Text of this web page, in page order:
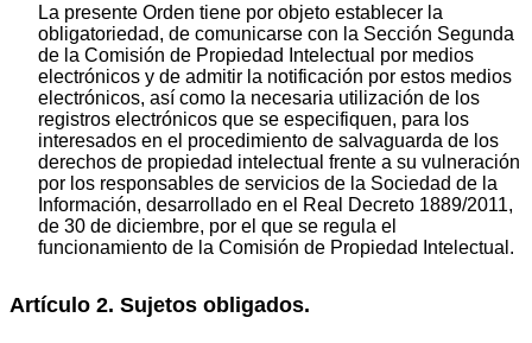
La presente Orden tiene por objeto establecer la
obligatoriedad, de comunicarse con la Sección Segunda
de la Comisión de Propiedad Intelectual por medios
electrónicos y de admitir la notificación por estos medios
electrónicos, así como la necesaria utilización de los
registros electrónicos que se especifiquen, para los
interesados en el procedimiento de salvaguarda de los
derechos de propiedad intelectual frente a su vulneración
por los responsables de servicios de la Sociedad de la
Información, desarrollado en el Real Decreto 1889/2011,
de 30 de diciembre, por el que se regula el
funcionamiento de la Comisión de Propiedad Intelectual.
Artículo 2. Sujetos obligados.